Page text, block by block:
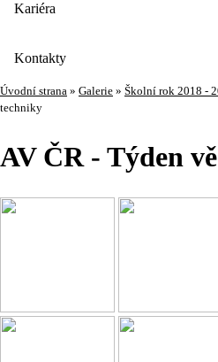
Kariéra
Kontakty
Úvodní strana » Galerie » Školní rok 2018 -
techniky
AV ČR - Týden